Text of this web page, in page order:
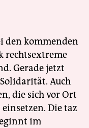
den kommenden
rechtsextreme
Gerade jetzt
Auch
die sich vor Ort
Die taz
im